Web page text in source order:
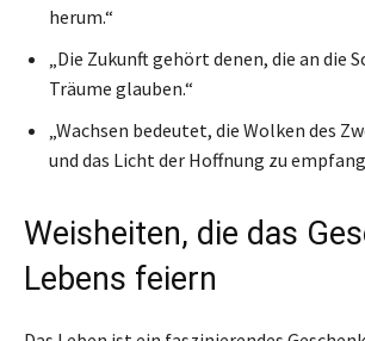
herum.“
„Die Zukunft gehört denen, die an die
Träume glauben.“
„Wachsen bedeutet, die Wolken des
und das Licht der Hoffnung zu
Weisheiten, die das
Lebens feiern